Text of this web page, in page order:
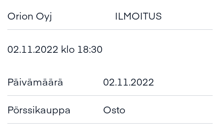
Orion Oyj ILMOITUS
02.11.2022 klo 18:30
Päivämäärä 02.11.2022
Pörssikauppa Osto